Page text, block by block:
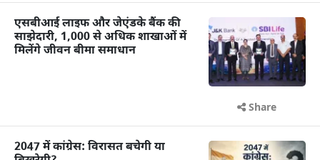
एसबीआई लाइफ और जेएंडके बैंक की
साझेदारी, 1,000 से अधिक शाखाओं में
मिलेंगे जीवन बीमा समाधान
Share
2047 में कांग्रेस: विरासत बचेगी या